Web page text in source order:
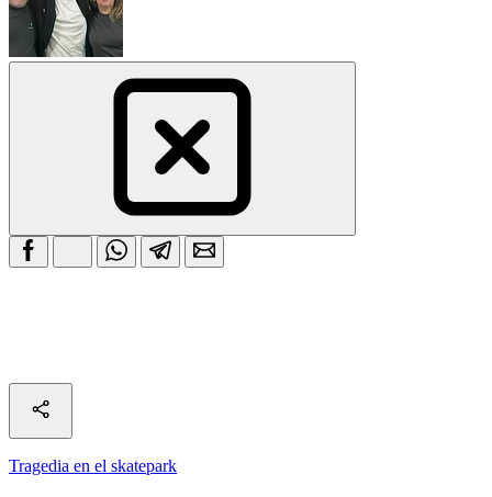
Tragedia en el skatepark